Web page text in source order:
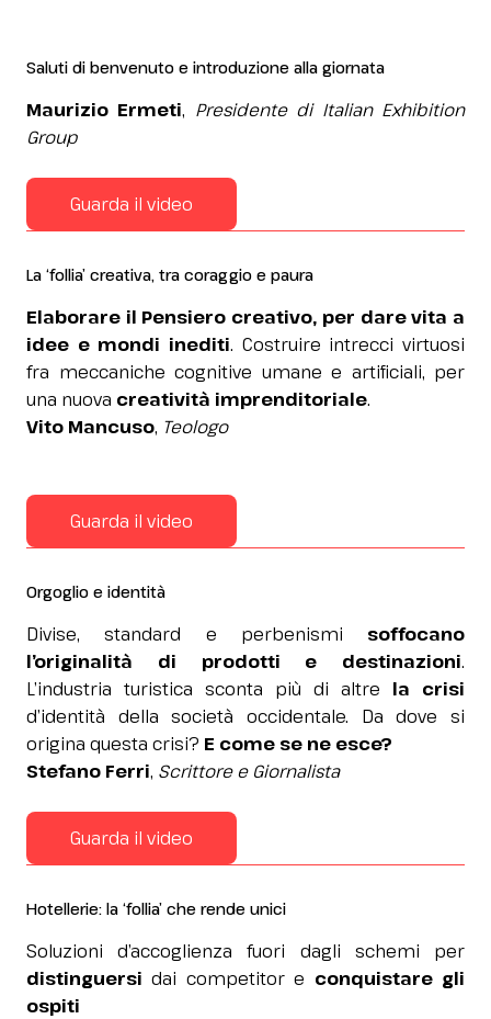
Saluti di benvenuto e introduzione alla giornata
Maurizio Ermeti, Presidente di Italian Exhibition
Group
Guarda il video
La ‘follia’ creativa, tra coraggio e paura
Elaborare il Pensiero creativo, per dare vita a
idee e mondi inediti. Costruire intrecci virtuosi
fra meccaniche cognitive umane e artificiali, per
una nuova creatività imprenditoriale.
Vito Mancuso, Teologo
Guarda il video
Orgoglio e identità
Divise, standard e perbenismi soffocano
l’originalità di prodotti e destinazioni.
L’industria turistica sconta più di altre la crisi
d’identità della società occidentale. Da dove si
origina questa crisi? E come se ne esce?
Stefano Ferri, Scrittore e Giornalista
Guarda il video
Hotellerie: la ‘follia’ che rende unici
Soluzioni d’accoglienza fuori dagli schemi per
distinguersi dai competitor e conquistare gli
ospiti